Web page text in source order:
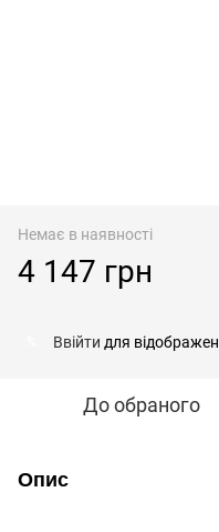
Немає в наявності
4 147 грн
Ввійти для
До обраного
Опис